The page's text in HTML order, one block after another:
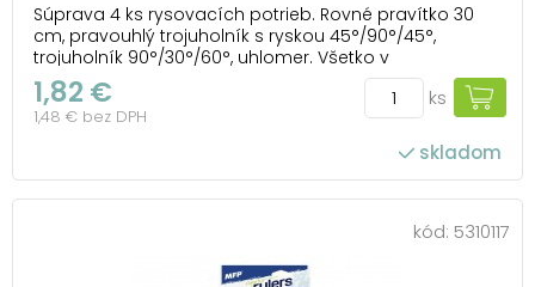
Súprava 4 ks rysovacích potrieb. Rovné pravítko 30
cm, pravouhlý trojuholník s ryskou 45°/90°/45°,
trojuholník 90°/30°/60°, uhlomer. Všetko v
transparentnej farbe. Balené v plastovom vrecku so
závesom. Pravítka sú zdravotne neškodné,
neobsahujú ftaláty.
1,82 €
1,48 € bez DPH
ks
skladom
kód: 5310117